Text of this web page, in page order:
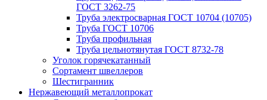
ГОСТ 3262-75
Труба электросварная ГОСТ 10704 (10705)
Труба ГОСТ 10706
Труба профильная
Труба цельнотянутая ГОСТ 8732-78
Уголок горячекатанный
Сортамент швеллеров
Шестигранник
Нержавеющий металлопрокат